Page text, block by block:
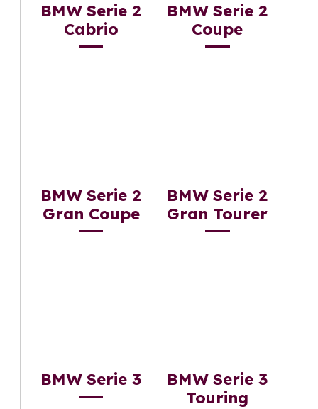
BMW Serie 2
Cabrio
BMW Serie 2
Coupe
BMW Serie 2
Gran Coupe
BMW Serie 2
Gran Tourer
BMW Serie 3
BMW Serie 3
Touring